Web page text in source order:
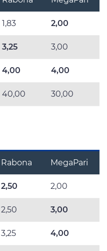
1,83 2,00
3,25 3,00
4,00 4,00
40,00 30,00
Rabona MegaPari
2,50 2,00
2,50 3,00
3,25 4,00